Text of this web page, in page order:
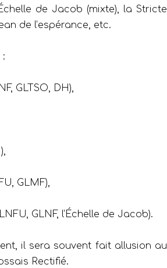
de Jacob (mixte), la Stricte
de l’espérance, etc.
:
GLTSO, DH),
GLMF),
GLNF, l’Échelle de Jacob).
il sera souvent fait allusion au
Rectifié.